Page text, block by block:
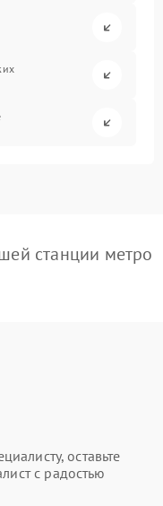
станции метро
оставьте
с радостью